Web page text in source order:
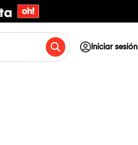
Iniciar sesión